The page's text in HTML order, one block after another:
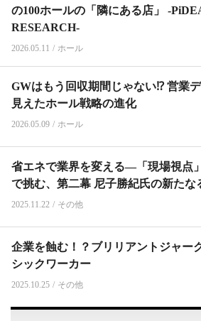
の100ホールの「隣にある店」 -
RESEARCH-
2026.05.11 / ホール
GWはもう回収期間じゃない⁉︎ 営業
見えたホール戦略の進化
2026.05.09 / ホール
省エネで業界を変える―「現場視点
で挑む、第二幕 尼子勝紀氏の新たな
2025.11.22 / その他
企業を蝕む！？ブリリアントジャー
シックワーカー
2025.10.25 / その他